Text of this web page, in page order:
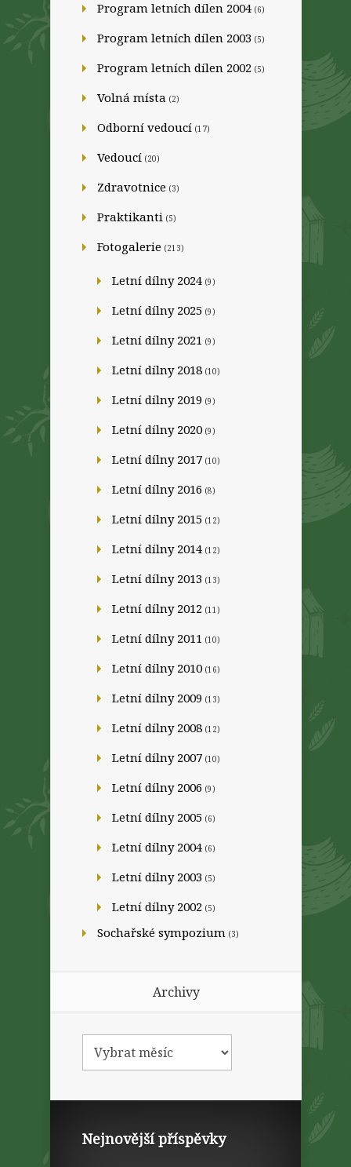
Program letních dílen 2004 (6)
Program letních dílen 2003 (5)
Program letních dílen 2002 (5)
Volná místa (2)
Odborní vedoucí (17)
Vedoucí (20)
Zdravotnice (3)
Praktikanti (5)
Fotogalerie (213)
Letní dílny 2024 (9)
Letní dílny 2025 (9)
Letní dílny 2021 (9)
Letní dílny 2018 (10)
Letní dílny 2019 (9)
Letní dílny 2020 (9)
Letní dílny 2017 (10)
Letní dílny 2016 (8)
Letní dílny 2015 (12)
Letní dílny 2014 (12)
Letní dílny 2013 (13)
Letní dílny 2012 (11)
Letní dílny 2011 (10)
Letní dílny 2010 (16)
Letní dílny 2009 (13)
Letní dílny 2008 (12)
Letní dílny 2007 (10)
Letní dílny 2006 (9)
Letní dílny 2005 (6)
Letní dílny 2004 (6)
Letní dílny 2003 (5)
Letní dílny 2002 (5)
Sochařské sympozium (3)
Archivy
Nejnovější příspěvky